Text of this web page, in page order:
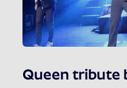
Queen tribute